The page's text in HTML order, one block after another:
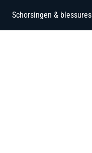
Schorsingen & blessures